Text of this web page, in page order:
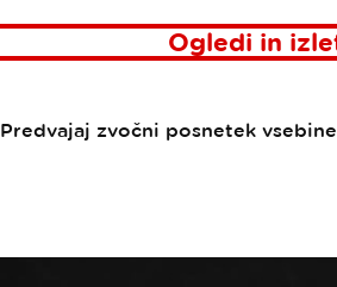
Ogledi in
Predvajaj zvočni posnetek vsebine